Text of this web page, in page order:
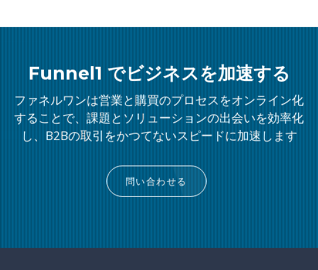
Funnel1 でビジネスを加速する
ファネルワンは営業と購買のプロセスをオンライン化
することで、課題とソリューションの出会いを効率化
し、B2Bの取引をかつてないスピードに加速します
問い合わせる